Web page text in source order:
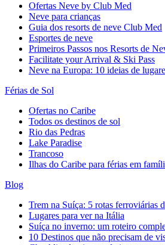
Ofertas Neve by Club Med
Neve para crianças
Guia dos resorts de neve Club Med
Esportes de neve
Primeiros Passos nos Resorts de
Facilitate your Arrival & Ski Pass
Neve na Europa: 10 ideias de
Férias de Sol
Ofertas no Caribe
Todos os destinos de sol
Rio das Pedras
Lake Paradise
Trancoso
Ilhas do Caribe para férias em
Blog
Trem na Suíça: 5 rotas ferroviárias
Lugares para ver na Itália
Suíça no inverno: um roteiro
10 Destinos que não precisam de